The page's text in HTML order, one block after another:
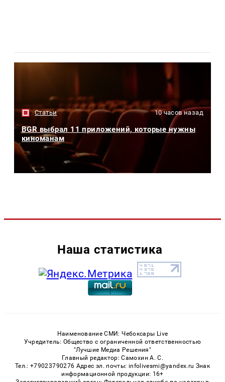
Статьи 10 часов назад
BGR выбрал 11 приложений, которые нужны
киноманам
Наша статистика
Наименование СМИ: Чебоксары Live
Учредитель: Общество с ограниченной ответственностью
"Лучшие Медиа Решения"
Главный редактор: Самохин А. С.
Тел.: +79023790276 Адрес эл. почты: infolivesmi@yandex.ru Знак
информационной продукции: 16+